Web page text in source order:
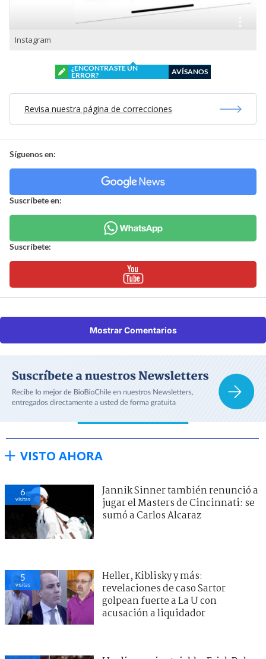
Instagram
¿ENCONTRASTE UN
ERROR?
AVÍSANOS
Revisa nuestra página de correcciones
Síguenos en:
Suscríbete en:
Suscríbete:
Mostrar Comentarios
VISTO AHORA
6
visitas
Jannik Sinner también renunció a
jugar el Masters de Cincinnati: se
sumó a Carlos Alcaraz
5
visitas
Heller, Kiblisky y más:
revelaciones de caso Sartor
golpean fuerte a La U con
acusación a liquidador